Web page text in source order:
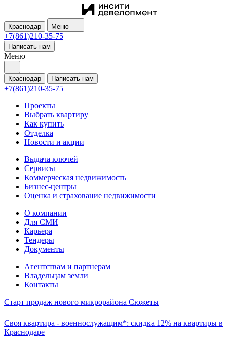
Краснодар Меню
+7(861)210-35-75
Написать нам
Меню
Краснодар Написать нам
+7(861)210-35-75
Проекты
Выбрать квартиру
Как купить
Отделка
Новости и акции
Выдача ключей
Сервисы
Коммерческая недвижимость
Бизнес-центры
Оценка и страхование недвижимости
О компании
Для СМИ
Карьера
Тендеры
Документы
Агентствам и партнерам
Владельцам земли
Контакты
Старт продаж нового микрорайона Сюжеты
Своя квартира - военнослужащим*: скидка 12% на квартиры в
Краснодаре